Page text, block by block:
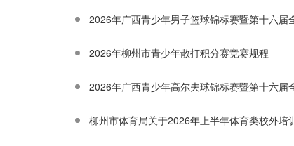
2026年广西青少年男子篮球锦标赛暨第十六届
2026年柳州市青少年散打积分赛竞赛规程
2026年广西青少年高尔夫球锦标赛暨第十六届
柳州市体育局关于2026年上半年体育类校外